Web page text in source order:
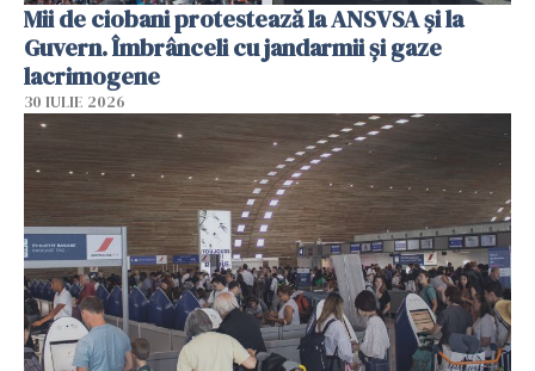
Mii de ciobani protestează la ANSVSA și la
Guvern. Îmbrânceli cu jandarmii și gaze
lacrimogene
30 IULIE 2026